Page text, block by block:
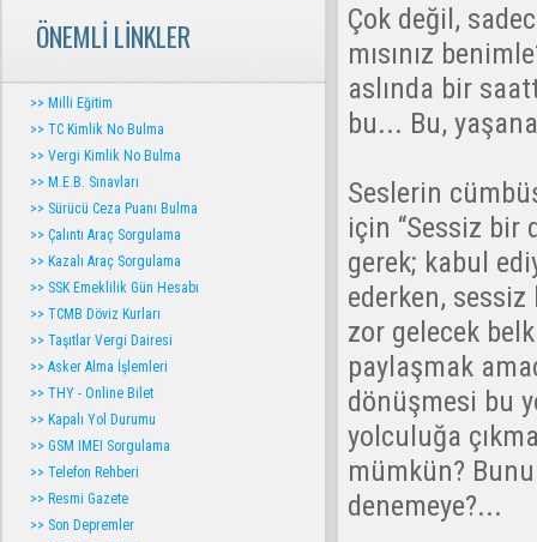
ÖNEMLİ LİNKLER
>> Milli Eğitim
>> TC Kimlik No Bulma
>> Vergi Kimlik No Bulma
>> M.E.B. Sınavları
>> Sürücü Ceza Puanı Bulma
>> Çalıntı Araç Sorgulama
>> Kazalı Araç Sorgulama
>> SSK Emeklilik Gün Hesabı
>> TCMB Döviz Kurları
>> Taşıtlar Vergi Dairesi
>> Asker Alma İşlemleri
>> THY - Online Bilet
>> Kapalı Yol Durumu
>> GSM IMEI Sorgulama
>> Telefon Rehberi
>> Resmi Gazete
>> Son Depremler
Çok değil,
mısınız
aslında bir
bu... Bu,
Seslerin
için “Sessiz bir
gerek; kabul
ederken,
zor gelecek
paylaşmak
dönüşmesi bu
yolculuğa
mümkün?
denemeye?...